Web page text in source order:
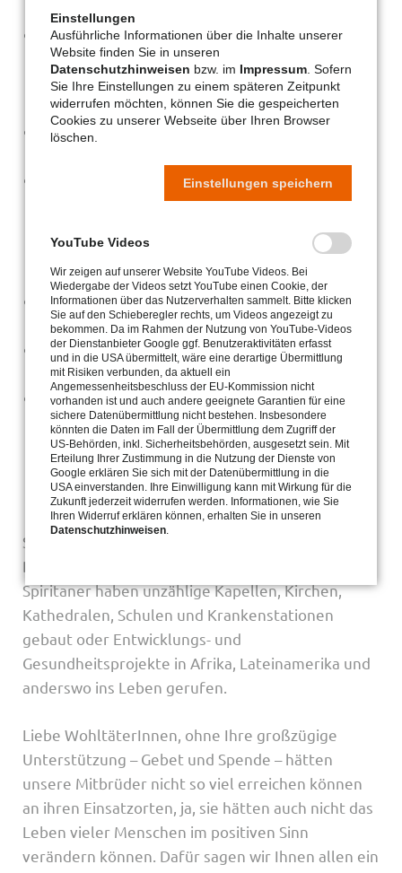
interkulturellen Gemeinschaften.
Wir setzen uns schwerpunktmäßig für
Menschen ein, die unterdrückt und entrechtet
sind, wie etwa Flüchtlinge oder
Drogenabhängige.
Wir passen uns dabei an die Erfordernisse der
So arbeiten wir als Seelsorger in den
Elendsvierteln der Großstädte und in sozialen
Brennpunkten (z.B. Sao Paulo in Brasilien oder
Port-au-Prince in Haiti sowie im vom Öl
verseuchten Nigerdeltagebiet in Nigeria).
Wir übernehmen gerne Aufgaben in
Krankenhäusern, Schulen und Gefängnissen.
Unser Ziel ist es, die Frohbotschaft Jesu zu den
Menschen zu bringen, da, wo sie sind.
Wir arbeiten mit am Aufbau des Reiches Gottes
in dieser Welt durch unseren Einsatz für
Gerechtigkeit und Frieden und durch die
Anerkennung der Würde eines jeden
Menschen.
Seit genau 125 Jahren sind unsere Mitbrüder aus
Deutschland diesem Auftrag treu geblieben.
Spiritaner haben unzählige Kapellen, Kirchen,
Kathedralen, Schulen und Krankenstationen
gebaut oder Entwicklungs- und
Gesundheitsprojekte in Afrika, Lateinamerika und
anderswo ins Leben gerufen.
Liebe WohltäterInnen, ohne Ihre großzügige
Unterstützung – Gebet und Spende – hätten
unsere Mitbrüder nicht so viel erreichen können
an ihren Einsatzorten, ja, sie hätten auch nicht das
Leben vieler Menschen im positiven Sinn
verändern können. Dafür sagen wir Ihnen allen ein
Einstellungen
Ausführliche Informationen über die Inhalte unserer
Website finden Sie in unseren
Datenschutzhinweisen bzw. im Impressum . Sofern
Sie Ihre Einstellungen zu einem späteren Zeitpunkt
widerrufen möchten, können Sie die gespeicherten
Cookies zu unserer Webseite über Ihren Browser
löschen.
Einstellungen speichern
YouTube Videos
Wir zeigen auf unserer Website YouTube Videos. Bei
Wiedergabe der Videos setzt YouTube einen Cookie, der
Informationen über das Nutzerverhalten sammelt. Bitte klicken
Sie auf den Schieberegler rechts, um Videos angezeigt zu
bekommen. Da im Rahmen der Nutzung von YouTube-Videos
der Dienstanbieter Google ggf. Benutzeraktivitäten erfasst
und in die USA übermittelt, wäre eine derartige Übermittlung
mit Risiken verbunden, da aktuell ein
Angemessenheitsbeschluss der EU-Kommission nicht
vorhanden ist und auch andere geeignete Garantien für eine
sichere Datenübermittlung nicht bestehen. Insbesondere
könnten die Daten im Fall der Übermittlung dem Zugriff der
US-Behörden, inkl. Sicherheitsbehörden, ausgesetzt sein. Mit
Erteilung Ihrer Zustimmung in die Nutzung der Dienste von
Google erklären Sie sich mit der Datenübermittlung in die
USA einverstanden. Ihre Einwilligung kann mit Wirkung für die
Zukunft jederzeit widerrufen werden. Informationen, wie Sie
Ihren Widerruf erklären können, erhalten Sie in unseren
Datenschutzhinweisen